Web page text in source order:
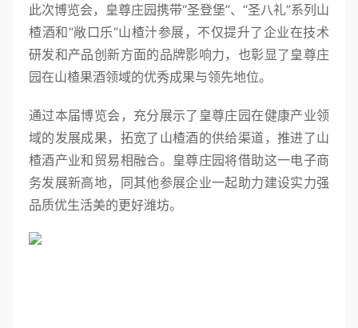
此次博览会，皇尊庄园携带“圣登堡”、“圣八礼”系列山
楂酒和“敞口乐”山楂汁参展，不仅提升了企业在技术
研发和产品创新方面的品牌影响力，也彰显了皇尊庄
园在山楂果酒领域的优秀成果与领先地位。
通过本届博览会，充分展示了皇尊庄园在健康产业领
域的发展成果，拓宽了山楂酒的供给渠道，推进了山
楂酒产业和贸易相融合。皇尊庄园将借助这一电子商
务发展新高地，同其他参展企业一起助力建设实力强
品质优生活美的更好潍坊。